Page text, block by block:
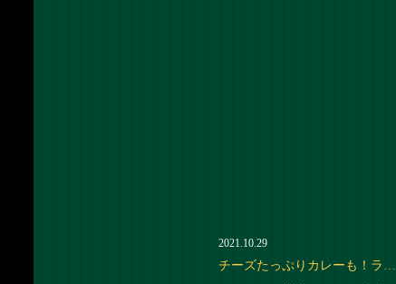
2021.10.29
チーズたっぷりカレーも！ラ…